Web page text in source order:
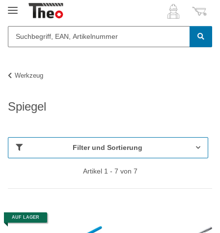
Werkzeug
Spiegel
Filter und Sortierung
Artikel 1 - 7 von 7
AUF LAGER